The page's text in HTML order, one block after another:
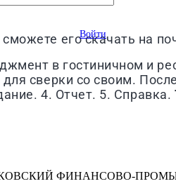
Войти
его скачать на
в гостиничном и
сверки со своим.
4. Отчет. 5. Справка.
ФИНАНСОВО-